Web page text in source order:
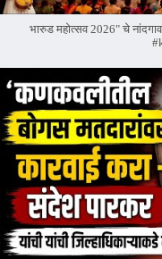
भारुड महोत्सव 2026" चे